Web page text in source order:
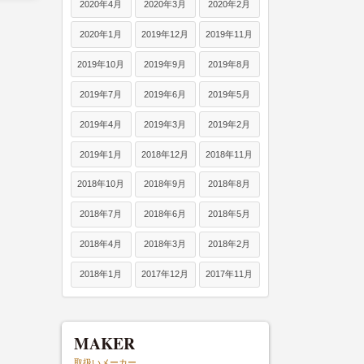
2020年4月 2020年3月 2020年2月
2020年1月 2019年12月 2019年11月
2019年10月 2019年9月 2019年8月
2019年7月 2019年6月 2019年5月
2019年4月 2019年3月 2019年2月
2019年1月 2018年12月 2018年11月
2018年10月 2018年9月 2018年8月
2018年7月 2018年6月 2018年5月
2018年4月 2018年3月 2018年2月
2018年1月 2017年12月 2017年11月
MAKER